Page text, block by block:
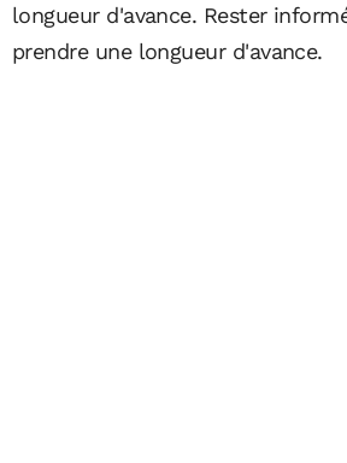
longueur d'avance. Rester
prendre une longueur d'avance.